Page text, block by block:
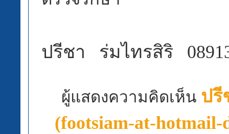
ปรีชา ร่มไทรสิริ
ผู้แสดงความคิดเห็น ปรี
(footsiam-at-hotmail-